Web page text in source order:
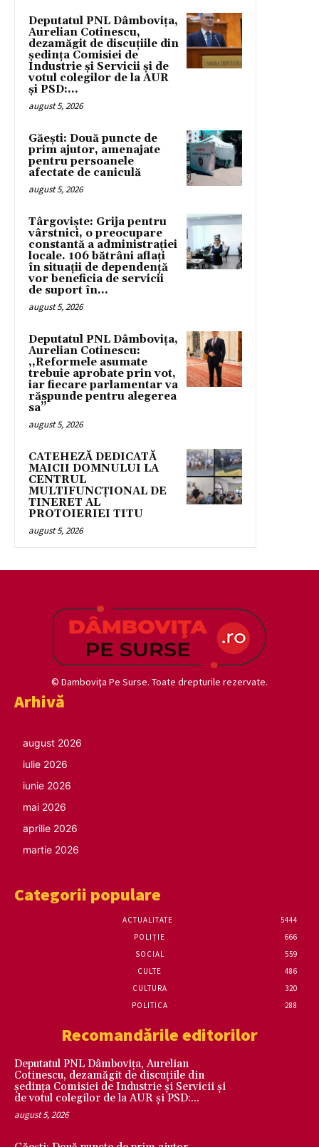
Deputatul PNL Dâmbovița,
Aurelian Cotinescu,
dezamăgit de discuțiile din
ședința Comisiei de
Industrie și Servicii și de
votul colegilor de la AUR
și PSD:...
august 5, 2026
Găești: Două puncte de
prim ajutor, amenajate
pentru persoanele
afectate de caniculă
august 5, 2026
Târgoviște: Grija pentru
vârstnici, o preocupare
constantă a administrației
locale. 106 bătrâni aflați
în situații de dependență
vor beneficia de servicii
de suport în...
august 5, 2026
Deputatul PNL Dâmbovița,
Aurelian Cotinescu:
,,Reformele asumate
trebuie aprobate prin vot,
iar fiecare parlamentar va
răspunde pentru alegerea
sa’’
august 5, 2026
CATEHEZĂ DEDICATĂ
MAICII DOMNULUI LA
CENTRUL
MULTIFUNCȚIONAL DE
TINERET AL
PROTOIERIEI TITU
august 5, 2026
© Damboviţa Pe Surse. Toate drepturile rezervate.
Arhivă
august 2026
iulie 2026
iunie 2026
mai 2026
aprilie 2026
martie 2026
Categorii populare
ACTUALITATE
5444
POLIȚIE
666
SOCIAL
559
CULTE
486
CULTURA
320
POLITICA
288
Recomandările editorilor
Deputatul PNL Dâmbovița, Aurelian
Cotinescu, dezamăgit de discuțiile din
ședința Comisiei de Industrie și Servicii și
de votul colegilor de la AUR și PSD:...
august 5, 2026